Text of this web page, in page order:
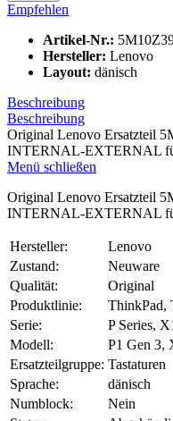
Empfehlen
Artikel-Nr.:
Hersteller: Lenovo
Layout: dänisch
Beschreibung
Beschreibung
Original Lenovo Ersatzteil
INTERNAL-EXTERNAL
Menü schließen
Original Lenovo Ersatzteil
INTERNAL-EXTERNAL
Hersteller:
Lenovo
Zustand:
Neuware
Qualität:
Original
Produktlinie:
ThinkPad,
Serie:
P Series,
Modell:
P1 Gen 3,
Ersatzteilgruppe: Tastaturen
Sprache:
dänisch
Numblock:
Nein